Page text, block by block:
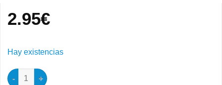
2.95€
Hay existencias
Bebedero sin Bola Genio 100 cc B/A STA cantidad